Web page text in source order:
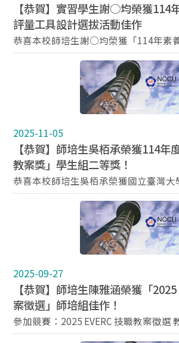
【恭賀】實習學生謝○均榮獲114
評量工具設計選拔活動佳作
恭喜本校師培生謝○均榮獲「114年素
具設計選拔活動」佳作！
2025-11-05
【恭賀】師培生吳栢承榮獲114
教案獎」學生組二等獎！
恭喜本校師培生吳栢承榮獲國立臺灣大
理「114年度臺大Super教案獎」學生
育中心全體師生同賀！ 教案主題：命運漂浮不定的社子
島：國中生也能聽懂的居住正義
2025-09-27
【恭賀】師培生陳雅涵榮獲「
案徵選」師培組佳作！
參加競賽：2025 EVERC 技職教案徵選 教案名稱：從
SDGs 議題關懷到跨域敘事──數位策展體驗 獎